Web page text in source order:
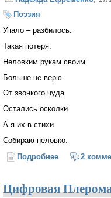
Поэзия
Упало – разбилось.
Такая потеря.
Неловким рукам своим
Больше не верю.
От звонкого чуда
Остались осколки
А я их в стихи
Собираю неловко.
Подробнее о Упало -
2
Цифровая